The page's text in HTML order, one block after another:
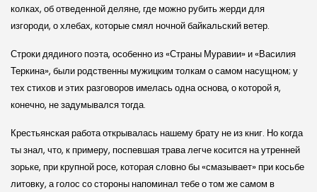
колках, об отведенной деляне, где можно рубить жерди для
изгороди, о хлебах, которые смял ночной байкальский ветер.
Строки дядиного поэта, особенно из «Страны Муравии» и «Василия
Теркина», были родственны мужицким толкам о самом насущном; у
тех стихов и этих разговоров имелась одна основа, о которой я,
конечно, не задумывался тогда.
Крестьянская работа открывалась нашему брату не из книг. Но когда
ты знал, что, к примеру, поспевшая трава легче косится на утренней
зорьке, при крупной росе, которая словно бы «смазывает» при косьбе
литовку, а голос со стороны напоминал тебе о том же самом в